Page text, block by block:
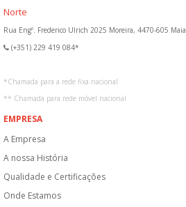
Norte
Rua Engº. Frederico Ulrich 2025 Moreira, 4470-605 Maia
(+351) 229 419 084*
*Chamada para a rede fixa nacional
** Chamada para rede móvel nacional
EMPRESA
A Empresa
A nossa História
Qualidade e Certificações
Onde Estamos